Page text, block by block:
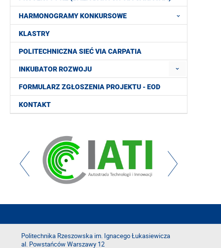
HARMONOGRAMY KONKURSOWE
KLASTRY
POLITECHNICZNA SIEĆ VIA CARPATIA
INKUBATOR ROZWOJU
FORMULARZ ZGŁOSZENIA PROJEKTU - EOD
KONTAKT
Politechnika Rzeszowska im. Ignacego Łukasiewicza
al. Powstańców Warszawy 12